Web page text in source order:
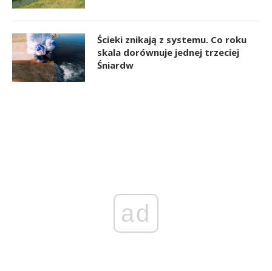
Ścieki znikają z systemu. Co roku
skala dorównuje jednej trzeciej
Śniardw
ad